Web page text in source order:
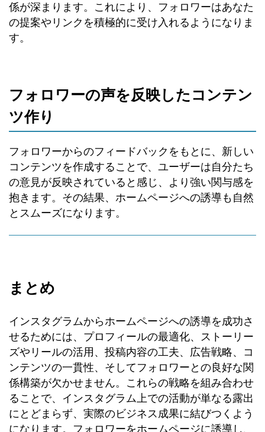
係が深まります。これにより、フォロワーはあなた
の提案やリンクを積極的に受け入れるようになりま
す。
フォロワーの声を反映したコンテン
ツ作り
フォロワーからのフィードバックをもとに、新しい
コンテンツを作成することで、ユーザーは自分たち
の意見が反映されていると感じ、より強い関与感を
抱きます。その結果、ホームページへの誘導も自然
とスムーズになります。
まとめ
インスタグラムからホームページへの誘導を成功さ
せるためには、プロフィールの最適化、ストーリー
ズやリールの活用、投稿内容の工夫、広告戦略、コ
ンテンツの一貫性、そしてフォロワーとの良好な関
係構築が欠かせません。これらの戦略を組み合わせ
ることで、インスタグラム上での活動が単なる露出
にとどまらず、実際のビジネス成果に結びつくよう
になります。フォロワーをホームページに誘導し、